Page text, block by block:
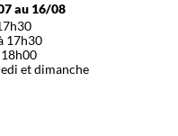
au 16/08
17h30
et dimanche